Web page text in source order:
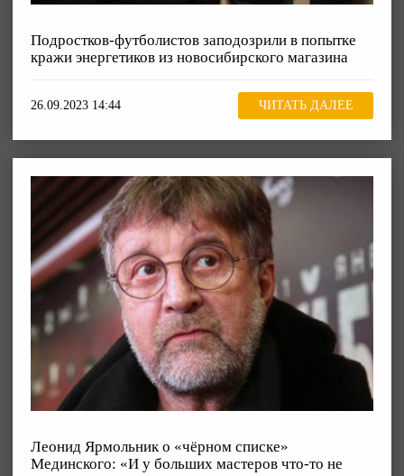
Подростков-футболистов заподозрили в попытке
кражи энергетиков из новосибирского магазина
26.09.2023 14:44 ЧИТАТЬ ДАЛЕЕ
Леонид Ярмольник о «чёрном списке»
Мединского: «И у больших мастеров что-то не